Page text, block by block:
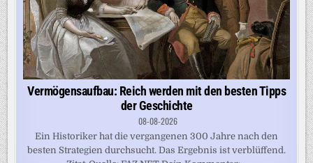
Vermögensaufbau: Reich werden mit den besten Tipps
der Geschichte
08-08-2026
Ein Historiker hat die vergangenen 300 Jahre nach den
besten Strategien durchsucht. Das Ergebnis ist verblüffend.